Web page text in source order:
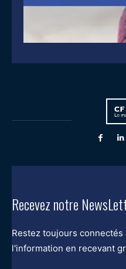
Recevez notre
Restez toujours
l'information en recevant